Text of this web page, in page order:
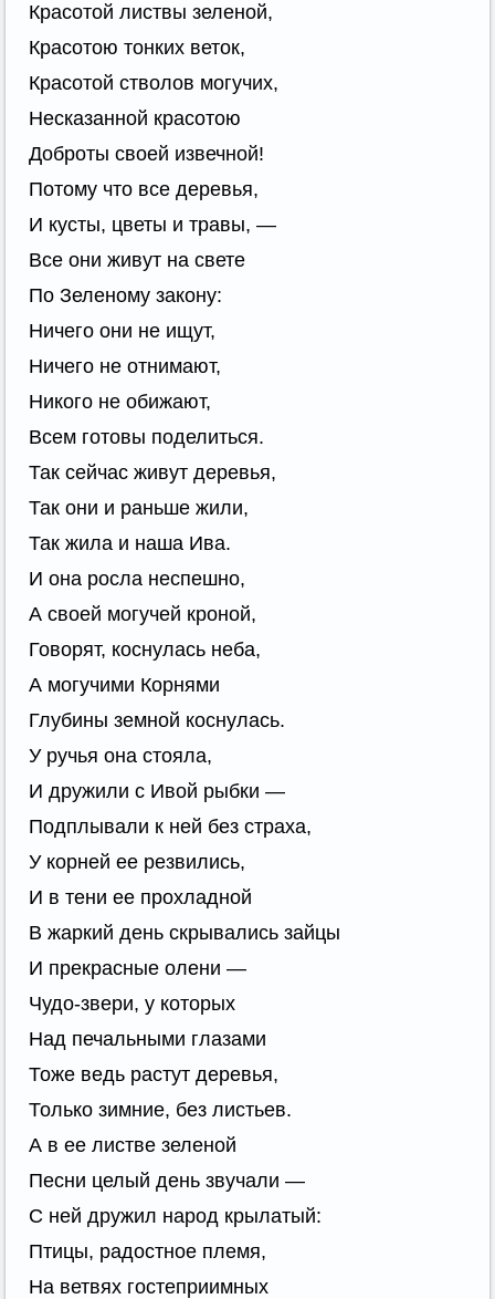
Красотой листвы зеленой,
Красотою тонких веток,
Красотой стволов могучих,
Несказанной красотою
Доброты своей извечной!
Потому что все деревья,
И кусты, цветы и травы, —
Все они живут на свете
По Зеленому закону:
Ничего они не ищут,
Ничего не отнимают,
Никого не обижают,
Всем готовы поделиться.
Так сейчас живут деревья,
Так они и раньше жили,
Так жила и наша Ива.
И она росла неспешно,
А своей могучей кроной,
Говорят, коснулась неба,
А могучими Корнями
Глубины земной коснулась.
У ручья она стояла,
И дружили с Ивой рыбки —
Подплывали к ней без страха,
У корней ее резвились,
И в тени ее прохладной
В жаркий день скрывались зайцы
И прекрасные олени —
Чудо-звери, у которых
Над печальными глазами
Тоже ведь растут деревья,
Только зимние, без листьев.
А в ее листве зеленой
Песни целый день звучали —
С ней дружил народ крылатый:
Птицы, радостное племя,
На ветвях гостеприимных